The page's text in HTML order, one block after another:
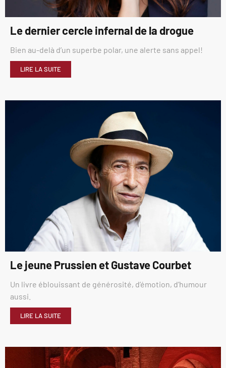
Le dernier cercle infernal de la drogue
Bien au-delà d’un superbe polar, une alerte sans appel!
LIRE LA SUITE
Le jeune Prussien et Gustave Courbet
Un livre éblouissant de générosité, d’émotion, d’humour
aussi.
LIRE LA SUITE